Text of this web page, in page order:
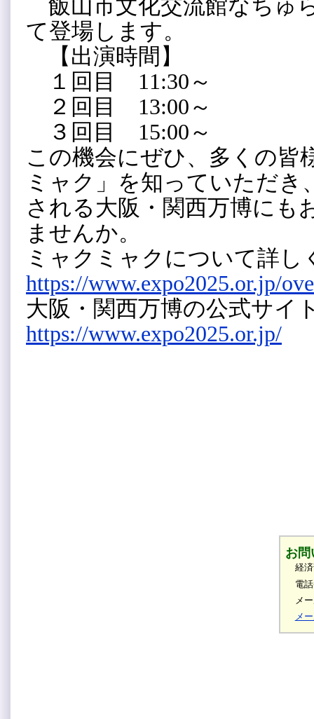
飯山市文化交流館なちゅ
て登場します。
【出演時間】
１回目 11:30～
２回目 13:00～
３回目 15:00～
この機会にぜひ、多くの皆
ミャク」を知っていただき
される大阪・関西万博にも
ませんか。
ミャクミャクについて詳し
https://www.expo2025.or.jp/
大阪・関西万博の公式サイ
https://www.expo2025.or.jp/
お問
経
電
メ
メ